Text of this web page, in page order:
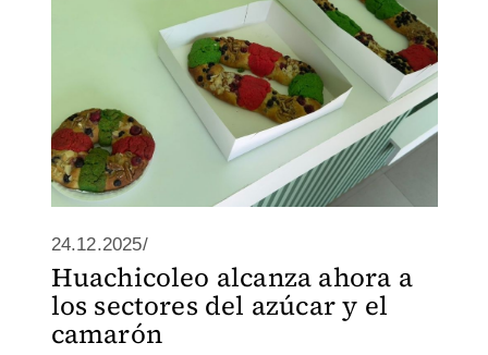
24.12.2025/
Huachicoleo alcanza ahora a
los sectores del azúcar y el
camarón